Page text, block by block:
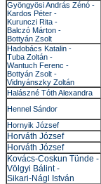
Gyöngyösi András Zénó -
Kardos Péter -
Kurunczi Rita -
Balczó Márton -
Bottyán Zsolt
Hadobács Katalin -
Tuba Zoltán -
Wantuch Ferenc -
Bottyán Zsolt -
Vidnyánszky Zoltán
Halászné Tóth Alexandra
Hennel Sándor
Hornyik József
Horváth József
Horváth József
Kovács-Coskun Tünde -
Völgyi Bálint -
Sikari-Nágl István